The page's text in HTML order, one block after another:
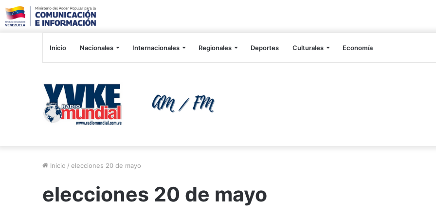
Inicio Nacionales Internacionales Regionales Deportes Culturales Economía
Inicio / elecciones 20 de mayo
elecciones 20 de mayo